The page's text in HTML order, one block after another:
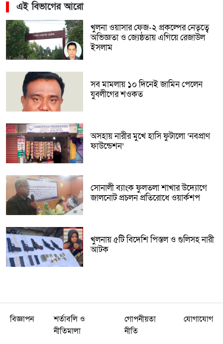
এই বিভাগের আরো
খুলনা ওয়াসার ফেজ-২ প্রকল্পের নেতৃত্বে
অভিজ্ঞতা ও জ্যেষ্ঠতায় এগিয়ে রেজাউল
ইসলাম
সব মামলায় ১০ দিনেই জামিন পেলেন
যুবলীগের শওকত
অসহায় নারীর মুখে হাসি ফুটালো ‘নবপ্রাণ
ফাউন্ডেশন’
সোনালী ব্যাংক ফুলতলা শাখার উদ্যোগে
জালনোট প্রচলন প্রতিরোধে ওয়ার্কশপ
খুলনায় ৫টি বিদেশি পিস্তল ও গুলিসহ নারী
আটক
বিজ্ঞাপন
শর্তাবলি ও
নীতিমালা
গোপনীয়তা
নীতি
যোগাযোগ